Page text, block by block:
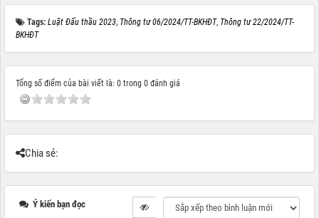
Tags: Luật Đấu thầu 2023, Thông tư 06/2024/TT-BKHĐT, Thông tư 22/2024/TT-
BKHĐT
Tổng số điểm của bài viết là: 0 trong 0 đánh giá
Chia sẻ:
Ý kiến bạn đọc